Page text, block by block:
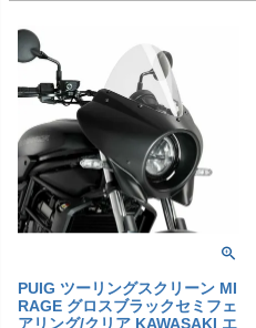
PUIG ツーリングスクリーン MI
RAGE グロスブラックセミフェ
アリング/クリア KAWASAKI エ